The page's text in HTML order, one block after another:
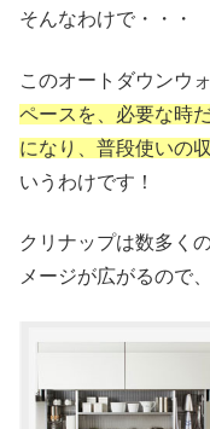
そんなわけで・・・
このオートダウンウ
ペースを、必要な時
になり、普段使いの
いうわけです！
クリナップは数多く
メージが広がるので